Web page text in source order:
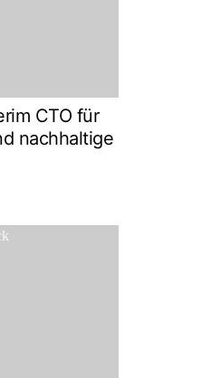
CTO für
nachhaltige